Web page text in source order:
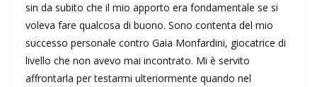
sin da subito che il mio apporto era fondamentale se si
voleva fare qualcosa di buono. Sono contenta del mio
successo personale contro Gaia Monfardini, giocatrice di
livello che non avevo mai incontrato. Mi è servito
affrontarla per testarmi ulteriormente quando nel